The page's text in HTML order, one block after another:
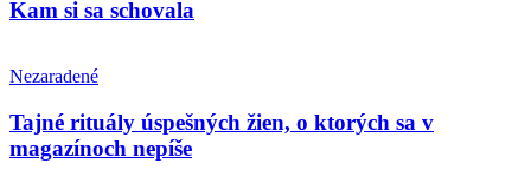
Kam si sa schovala
Nezaradené
Tajné rituály úspešných žien, o ktorých sa v
magazínoch nepíše